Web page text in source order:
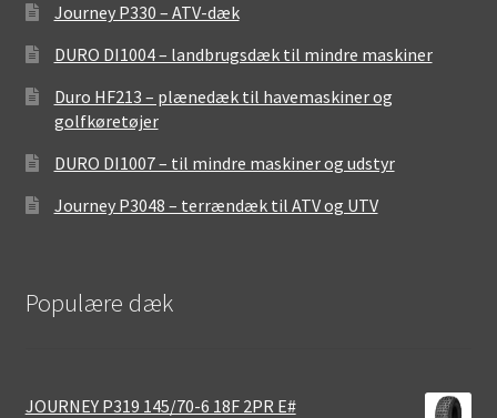
Journey P330 – ATV-dæk
DURO DI1004 – landbrugsdæk til mindre maskiner
Duro HF213 – plænedæk til havemaskiner og
golfkøretøjer
DURO DI1007 – til mindre maskiner og udstyr
Journey P3048 – terrændæk til ATV og UTV
Populære dæk
JOURNEY P319 145/70-6 18F 2PR E#